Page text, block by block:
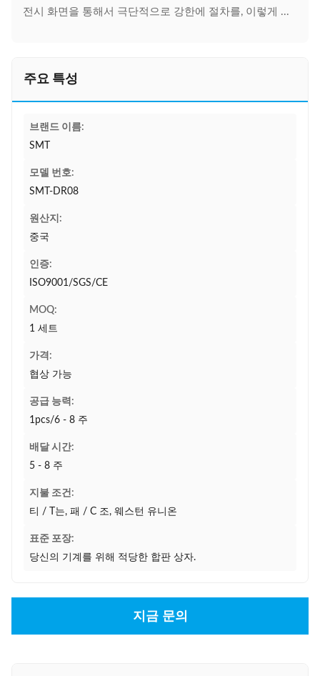
전시 화면을 통해서 극단적으로 강한에 절차를, 이렇게 ...
주요 특성
브랜드 이름:
SMT
모델 번호:
SMT-DR08
원산지:
중국
인증:
ISO9001/SGS/CE
MOQ:
1 세트
가격:
협상 가능
공급 능력:
1pcs/6 - 8 주
배달 시간:
5 - 8 주
지불 조건:
티 / T는, 패 / C 조, 웨스턴 유니온
표준 포장:
당신의 기계를 위해 적당한 합판 상자.
지금 문의